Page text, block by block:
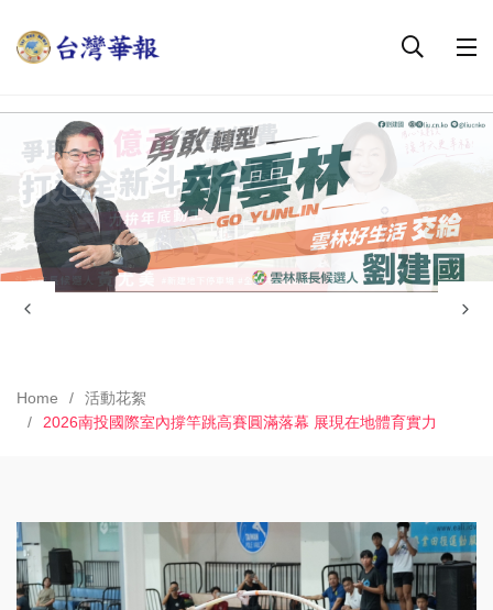
Home
活動花絮
2026南投國際室內撐竿跳高賽圓滿落幕 展現在地體育實力